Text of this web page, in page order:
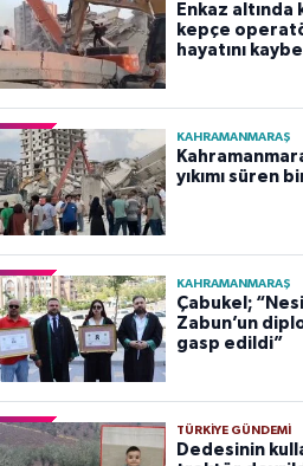
Enkaz altında
kepçe
hayatını
KAHRAMANMARAŞ
yıkımı süren
KAHRAMANMARAŞ
Çabukel;
Zabun’un
gasp edildi”
TÜRKIYE GÜNDEMI
Dedesinin